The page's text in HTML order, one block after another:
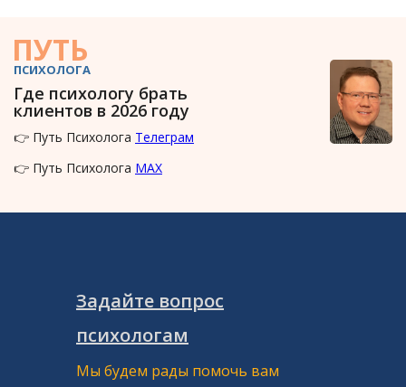
ПУТЬ
ПСИХОЛОГА
Где психологу брать
клиентов в 2026 году
👉 Путь Психолога Телеграм
👉 Путь Психолога MAX
Задайте вопрос
психологам
Мы будем рады помочь вам